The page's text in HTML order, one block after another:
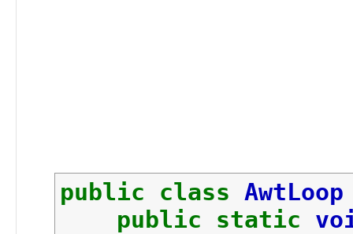
public class
public static